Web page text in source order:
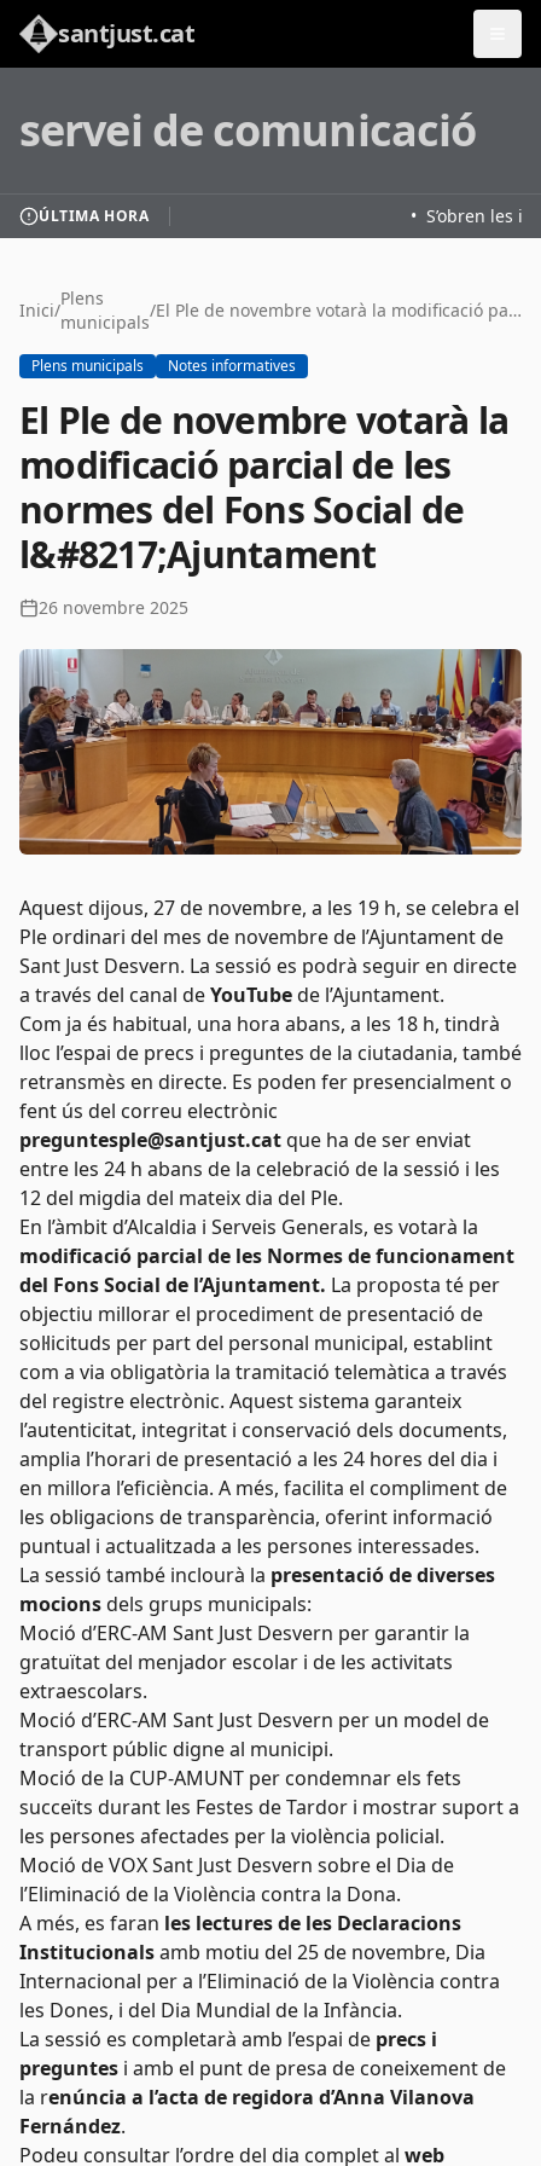
santjust.cat
servei de comunicació
ÚLTIMA HORA S’obren les
Inici/
Plens
municipals
/ El Ple de novembre votarà la modificació parcial de les normes del Fons Social de l&#8217;Ajuntament
Plens municipals Notes informatives
El Ple de novembre votarà la
modificació parcial de les
normes del Fons Social de
l&#8217;Ajuntament
26 novembre 2025
Aquest dijous, 27 de novembre, a les 19 h, se celebra el
Ple ordinari del mes de novembre de l’Ajuntament de
Sant Just Desvern. La sessió es podrà seguir en directe
a través del canal deYouTubede l’Ajuntament.
Com ja és habitual, una hora abans, a les 18 h, tindrà
lloc l’espai de precs i preguntes de la ciutadania, també
retransmès en directe. Es poden fer presencialment o
fent ús del correu electrònic
preguntesple@santjust.catque ha de ser enviat
entre les 24 h abans de la celebració de la sessió i les
12 del migdia del mateix dia del Ple.
En l’àmbit d’Alcaldia i Serveis Generals, es votarà la
modificació parcial de les Normes de funcionament
del Fons Social de l’Ajuntament. La proposta té per
objectiu millorar el procediment de presentació de
sol·licituds per part del personal municipal, establint
com a via obligatòria la tramitació telemàtica a través
del registre electrònic. Aquest sistema garanteix
l’autenticitat, integritat i conservació dels documents,
amplia l’horari de presentació a les 24 hores del dia i
en millora l’eficiència. A més, facilita el compliment de
les obligacions de transparència, oferint informació
puntual i actualitzada a les persones interessades.
La sessió també inclourà la presentació de diverses
mocionsdels grups municipals:
Moció d’ERC-AM Sant Just Desvern per garantir la
gratuïtat del menjador escolar i de les activitats
extraescolars.
Moció d’ERC-AM Sant Just Desvern per un model de
transport públic digne al municipi.
Moció de la CUP-AMUNT per condemnar els fets
succeïts durant les Festes de Tardor i mostrar suport a
les persones afectades per la violència policial.
Moció de VOX Sant Just Desvern sobre el Dia de
l’Eliminació de la Violència contra la Dona.
A més, es faran les lectures de les Declaracions
Institucionalsamb motiu del 25 de novembre, Dia
Internacional per a l’Eliminació de la Violència contra
les Dones, i del Dia Mundial de la Infància.
La sessió es completarà amb l’espai de precs i
preguntes i amb el punt de presa de coneixement de
la renúncia a l’acta de regidora d’Anna Vilanova
Fernández.
Podeu consultar l’ordre del dia complet al web